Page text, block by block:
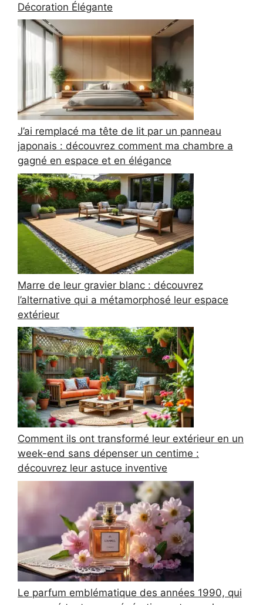
Décoration Élégante
J’ai remplacé ma tête de lit par un panneau
japonais : découvrez comment ma chambre a
gagné en espace et en élégance
Marre de leur gravier blanc : découvrez
l’alternative qui a métamorphosé leur espace
extérieur
Comment ils ont transformé leur extérieur en un
week-end sans dépenser un centime :
découvrez leur astuce inventive
Le parfum emblématique des années 1990, qui